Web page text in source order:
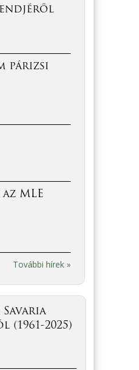
párizsi
MLE
További hírek »
Savaria
2025)